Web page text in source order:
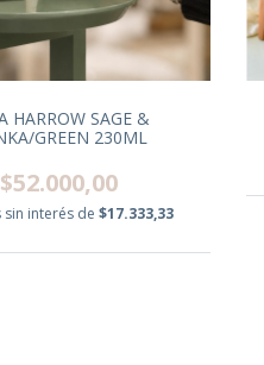
HARROW SAGE &
GREEN 230ML
$52.000,00
sin interés de $17.333,33